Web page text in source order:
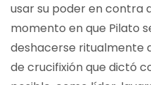
usar su poder en contra
momento en que Pilato
deshacerse ritualmente
de crucifixión que dictó